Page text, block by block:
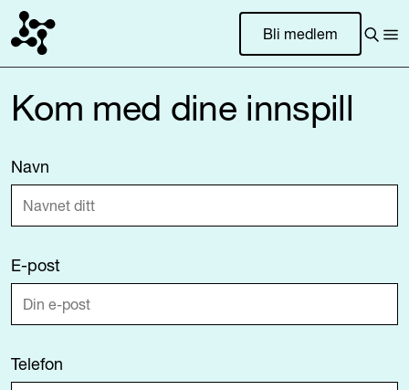
Bli medlem
Kom med dine innspill
Navn
E-post
Telefon